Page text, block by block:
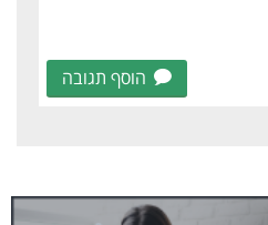
הוסף תגובה